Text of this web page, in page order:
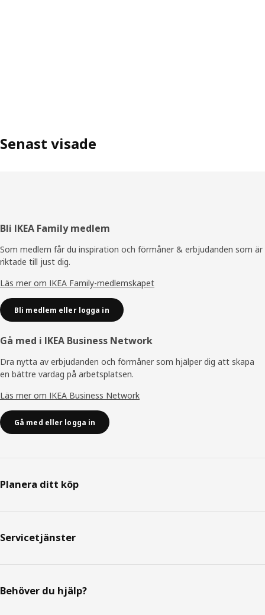
Senast visade
Sidfot
Bli IKEA Family medlem
Som medlem får du inspiration och förmåner & erbjudanden som är
riktade till just dig.
Läs mer om IKEA Family-medlemskapet
Bli medlem eller logga in
Gå med i IKEA Business Network
Dra nytta av erbjudanden och förmåner som hjälper dig att skapa
en bättre vardag på arbetsplatsen.
Läs mer om IKEA Business Network
Gå med eller logga in
Planera ditt köp
Servicetjänster
Behöver du hjälp?